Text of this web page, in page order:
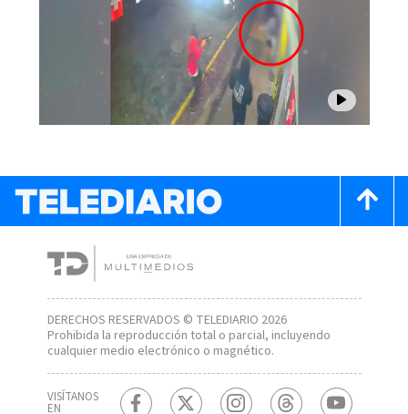
DERECHOS RESERVADOS © TELEDIARIO 2026
Prohibida la reproducción total o parcial, incluyendo
cualquier medio electrónico o magnético.
VISÍTANOS
EN